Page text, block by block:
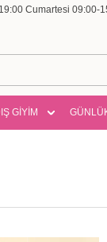
Cumartesi 09:00-
GİYİM